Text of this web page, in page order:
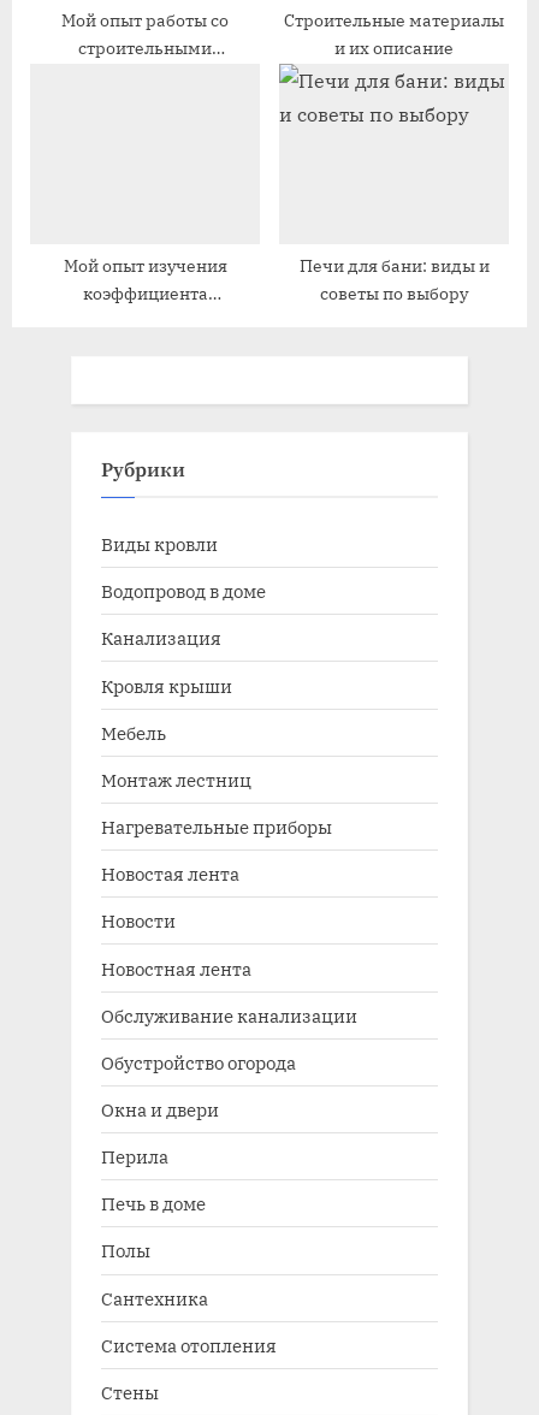
Мой опыт работы со
строительными
Строительные материалы
и их описание
Мой опыт изучения
коэффициента
Печи для бани: виды и
советы по выбору
Рубрики
Виды кровли
Водопровод в доме
Канализация
Кровля крыши
Мебель
Монтаж лестниц
Нагревательные приборы
Новостая лента
Новости
Новостная лента
Обслуживание канализации
Обустройство огорода
Окна и двери
Перила
Печь в доме
Полы
Сантехника
Система отопления
Стены